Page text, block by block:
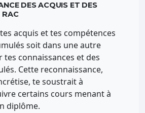
DES ACQUIS ET DES
RAC
acquis et tes compétences
soit dans une autre
connaissances et des
Cette reconnaissance,
te soustrait à
certains cours menant à
diplôme.